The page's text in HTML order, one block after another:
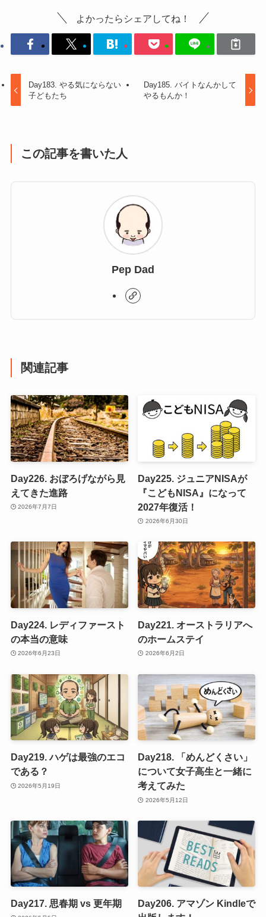
よかったらシェアしてね！
Day183. やる気にならない
子どもたち
Day185. バイトなんかして
やるもんか！
この記事を書いた人
Pep Dad
関連記事
Day226. おぼろげながら見
えてきた進路
2026年7月7日
Day225. ジュニアNISAが
『こどもNISA』になって
2027年復活！
2026年6月30日
Day224. レディファースト
の本当の意味
2026年6月23日
Day221. オーストラリアへ
のホームステイ
2026年6月2日
Day219. ハゲは最強のエコ
である？
2026年5月19日
Day218. 「めんどくさい」
について女子高生と一緒に
考えてみた
2026年5月12日
Day217. 思春期 vs 更年期
Day206. アマゾン Kindleで